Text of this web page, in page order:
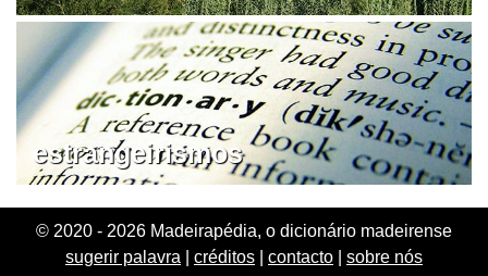
estrangeirismos
© 2020 - 2026 Madeirapédia, o dicionário madeirense
sugerir palavra
créditos contacto sobre nós